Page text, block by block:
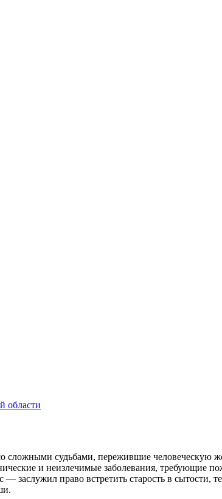
области
судьбами, пережившие человеческую
и неизлечимые заболевания, требующие
право встретить старость в сытости,